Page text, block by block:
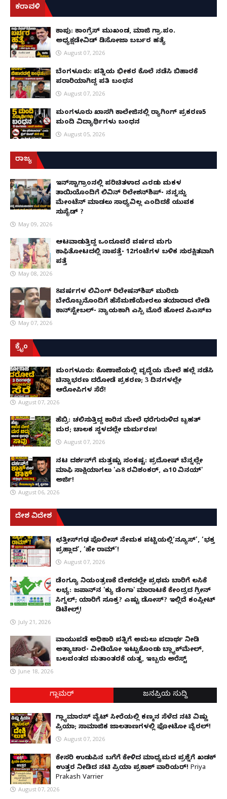
ಕರಾವಳಿ
ಕಾಪು: ಕಾಂಗ್ರೆಸ್ ಮುಖಂಡ, ಮಾಜಿ ಗ್ರಾ.ಪಂ.
ಅಧ್ಯಕ್ಷಡೇವಿಡ್ ಡಿಸೋಜಾ ಬರ್ಬರ ಹತ್ಯೆ
August 07, 2026
ಬೆಂಗಳೂರು: ಪತ್ನಿಯ ಭೀಕರ ಕೊಲೆ ನಡೆಸಿ ಬಿಹಾರಕ್ಕೆ
ಪರಾರಿಯಾಗಿದ್ದ ಪತಿ ಬಂಧನ
August 07, 2026
ಮಂಗಳೂರು ಖಾಸಗಿ ಕಾಲೇಜಿನಲ್ಲಿ ರ‌್ಯಾಗಿಂಗ್ ಪ್ರಕರಣ5
ಮಂದಿ ವಿದ್ಯಾರ್ಥಿಗಳು ಬಂಧನ
August 05, 2026
ರಾಜ್ಯ
ಇನ್​ಸ್ಟಾಗ್ರಾಂನಲ್ಲಿ ಪರಿಚಿತಳಾದ ಎರಡು ಮಕ್ಕಳ
ತಾಯಿಯೊಂದಿಗೆ ಲಿವಿನ್ ರಿಲೇಶನ್​ಶಿಪ್- ನನ್ನನ್ನು
ಮೇಂಟೆನ್ ಮಾಡಲು ಸಾಧ್ಯವಿಲ್ಲ ಎಂದಿದಕ್ಕೆ ಯುವಕ
ಸುಸೈಡ್ ?
May 09, 2026
ಆಟವಾಡುತ್ತಿದ್ದ ಒಂದೂವರೆ ವರ್ಷದ ಮಗು
ಕಾಫಿತೋಟದಲ್ಲಿ ನಾಪತ್ತೆ- 12ಗಂಟೆಗಳ ಬಳಿಕ ಸುರಕ್ಷಿತವಾಗಿ
ಪತ್ತೆ
May 08, 2026
8ವರ್ಷಗಳ ಲಿವಿಂಗ್‌ ರಿಲೇಷನ್‌ಶಿಪ್ ಮುರಿದು
ಬೇರೊಬ್ಬನೊಂದಿಗೆ ಹೆಸೆಮಣೆಯೇರಲು ತಯಾರಾದ ಲೇಡಿ
ಕಾನ್‌ಸ್ಟೇಬಲ್- ನ್ಯಾಯಕ್ಕಾಗಿ ಎಸ್ಪಿ ಮೊರೆ ಹೋದ ಪಿಎಸ್ಐ
May 07, 2026
ಕ್ರೈಂ
ಮಂಗಳೂರು: ಕೊಣಾಜೆಯಲ್ಲಿ ವೃದ್ಧೆಯ ಮೇಲೆ ಹಲ್ಲೆ ನಡೆಸಿ
ಚಿನ್ನಾಭರಣ ದರೋಡೆ ಪ್ರಕರಣ; 3 ದಿನಗಳಲ್ಲೇ
ಆರೋಪಿಗಳ ಸೆರೆ!
August 07, 2026
ಹೆಬ್ರಿ: ಚಲಿಸುತ್ತಿದ್ದ ಕಾರಿನ ಮೇಲೆ ಧರೆಗುರುಳಿದ ಬೃಹತ್
ಮರ; ಚಾಲಕ ಸ್ಥಳದಲ್ಲೇ ದುರ್ಮರಣ!
August 07, 2026
ನಟ ದರ್ಶನ್‌ಗೆ ಮತ್ತಷ್ಟು ಸಂಕಷ್ಟ: ಪ್ರದೋಷ್ ಬೆನ್ನಲ್ಲೇ
ಮಾಫಿ ಸಾಕ್ಷಿಯಾಗಲು 'ಎ8 ರವಿಶಂಕರ್, ಎ10 ವಿನಯ್'
ಅರ್ಜಿ!
August 06, 2026
ದೇಶ ವಿದೇಶ
ಛತ್ತೀಸ್‌ಗಢ ಪೊಲೀಸ್ ನೇಮಕ ಪಟ್ಟಿಯಲ್ಲಿ‘ನ್ಯೂಸ್’, ‘ಭಕ್ತ
ಪ್ರಹ್ಲಾದ’, ‘ಹೇ ರಾಮ್’!
August 07, 2026
ಡೆಂಗ್ಯೂ ನಿಯಂತ್ರಣಕ್ಕೆ ದೇಶದಲ್ಲೇ ಪ್ರಥಮ ಬಾರಿಗೆ ಲಸಿಕೆ
ಲಭ್ಯ: ಜಪಾನ್‌ನ 'ಕ್ಯು ಡೆಂಗಾ' ಮಾರಾಟಕ್ಕೆ ಕೇಂದ್ರದ ಗ್ರೀನ್
ಸಿಗ್ನಲ್; ಯಾರಿಗೆ ಸೂಕ್ತ? ಎಷ್ಟು ಡೋಸ್? ಇಲ್ಲಿದೆ ಕಂಪ್ಲೀಟ್
ಡಿಟೇಲ್ಸ್!
July 21, 2026
ವಾಯುಪಡೆ ಅಧಿಕಾರಿ ಪತ್ನಿಗೆ ಅಮಲು ಪದಾರ್ಥ ನೀಡಿ
ಅತ್ಯಾಚಾರ- ವೀಡಿಯೋ ಇಟ್ಟುಕೊಂಡು ಬ್ಲ್ಯಾಕ್‌ಮೇಲ್,
ಬಲವಂತದ ಮತಾಂತರಕ್ಕೆ ಯತ್ನ, ಇಬ್ಬರು ಅರೆಸ್ಟ್
June 18, 2026
ಗ್ಲಾಮರ್ ಜನಪ್ರಿಯ ಸುದ್ದಿ
ಗ್ಲ್ಯಾಮಾರಸ್ ವೈಟ್‌ ಸೀರೆಯಲ್ಲಿ ಕಣ್ಮನ ಸೆಳೆದ ನಟಿ ವಿಷ್ಣು
ಪ್ರಿಯಾ; ಸಾಮಾಜಿಕ ಜಾಲತಾಣಗಳಲ್ಲಿ ಫೋಟೋ ವೈರಲ್!
August 07, 2026
ಕೇಸರಿ ಉಡುಪಿನ ಬಗೆಗೆ ಕೇಳಿದ ಮಾಧ್ಯಮದ ಪ್ರಶ್ನೆಗೆ ಖಡಕ್
ಉತ್ತರ ನೀಡಿದ ನಟಿ ಪ್ರಿಯಾ ಪ್ರಕಾಶ್ ವಾರಿಯರ್! Priya
Prakash Varrier
August 07, 2026